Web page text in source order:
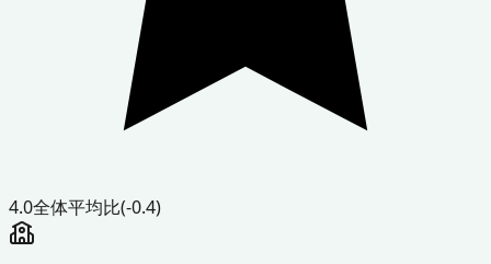
4.0全体平均比(-0.4)